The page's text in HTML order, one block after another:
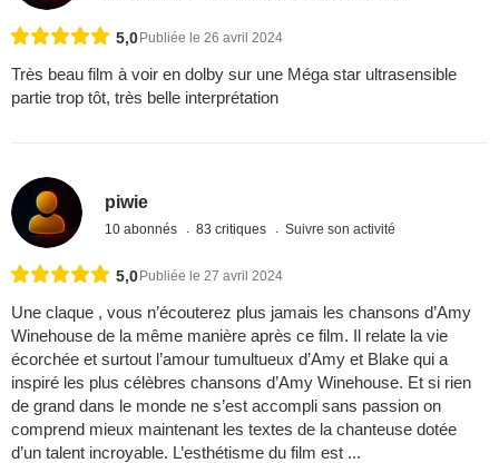
5,0Publiée le 26 avril 2024
Très beau film à voir en dolby sur une Méga star ultrasensible
partie trop tôt, très belle interprétation
piwie
10 abonnés 83 critiques Suivre son activité
5,0Publiée le 27 avril 2024
Une claque , vous n’écouterez plus jamais les chansons d’Amy
Winehouse de la même manière après ce film. Il relate la vie
écorchée et surtout l’amour tumultueux d’Amy et Blake qui a
inspiré les plus célèbres chansons d’Amy Winehouse. Et si rien
de grand dans le monde ne s’est accompli sans passion on
comprend mieux maintenant les textes de la chanteuse dotée
d’un talent incroyable. L’esthétisme du film est ...